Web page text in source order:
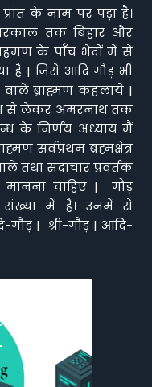
के नाम पर पड़ा है।
तक बिहार और
के पाँच भेदों में से
है | जिसे आदि गौड़ भी
ब्राह्मण कहलाये |
से लेकर अमरनाथ तक
के निर्णय अध्याय मैं
सर्वप्रथम ब्रह्मक्षेत्र
तथा सदाचार प्रवर्तक
मानना चाहिए | गौड़
संख्या में हैं। उनमें से
गौड़ | श्री-गौड़ | आदि-